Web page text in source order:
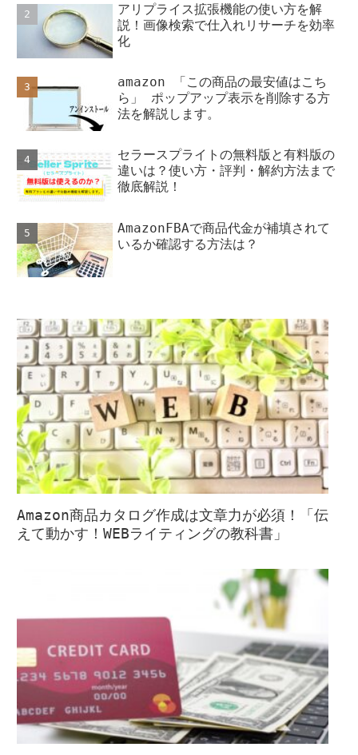
アリプライス拡張機能の使い方を解
説！画像検索で仕入れリサーチを効率
化
amazon 「この商品の最安値はこち
ら」 ポップアップ表示を削除する方
法を解説します。
セラースプライトの無料版と有料版の
違いは？使い方・評判・解約方法まで
徹底解説！
AmazonFBAで商品代金が補填されて
いるか確認する方法は？
Amazon商品カタログ作成は文章力が必須！「伝
えて動かす！WEBライティングの教科書」